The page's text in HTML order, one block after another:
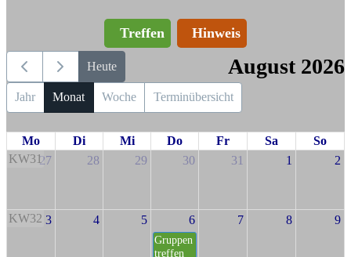
Treffen Hinweis
Heute August 2026
Jahr Monat Woche Terminübersicht
Mo Di Mi Do Fr Sa
So
KW3127 28 29 30 31 1 2
KW32 3 4 5 6
Gruppen
treffen
7 8 9